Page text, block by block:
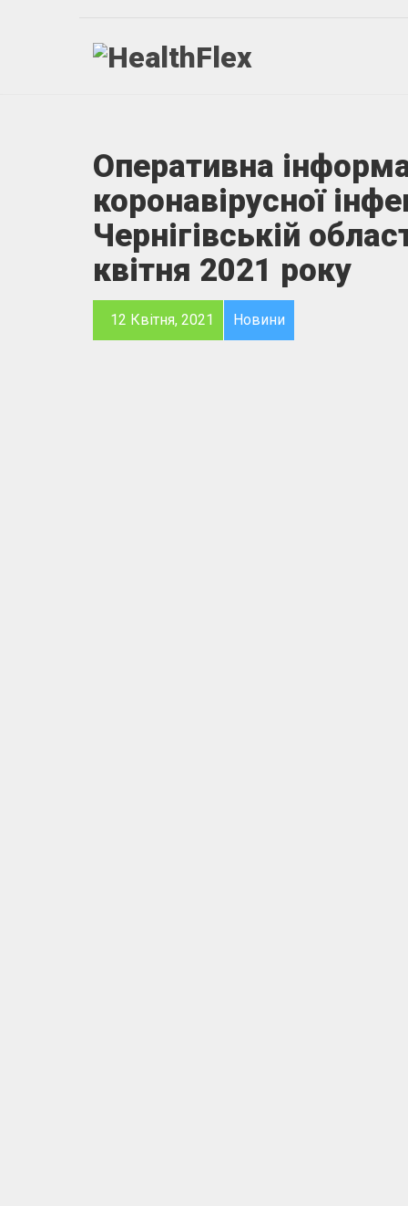
Оперативна
коронавірусної
Чернігівській
квітня 2021 року
12 Квітня, 2021 Новини